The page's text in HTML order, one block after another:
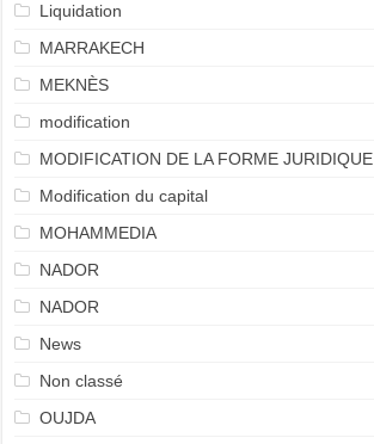
Liquidation
MARRAKECH
MEKNÈS
modification
MODIFICATION DE LA FORME JURIDIQUE
Modification du capital
MOHAMMEDIA
NADOR
NADOR
News
Non classé
OUJDA